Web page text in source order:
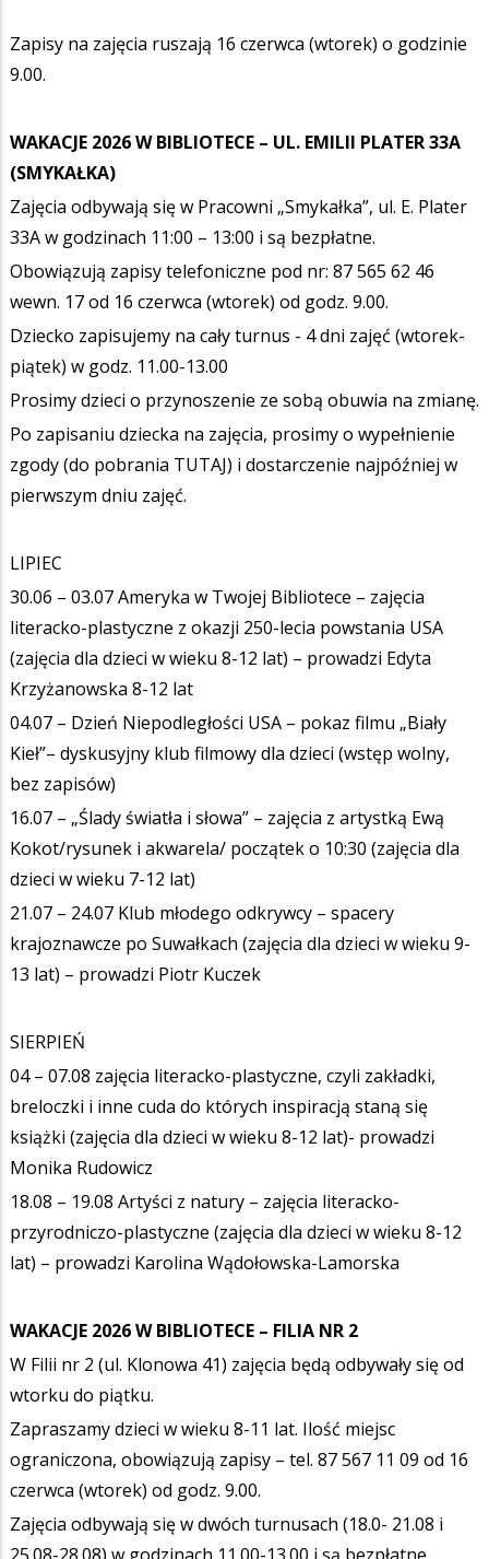
Zapisy na zajęcia ruszają 16 czerwca (wtorek) o godzinie
9.00.
WAKACJE 2026 W BIBLIOTECE – UL. EMILII PLATER 33A
(SMYKAŁKA)
Zajęcia odbywają się w Pracowni „Smykałka”, ul. E. Plater
33A w godzinach 11:00 – 13:00 i są bezpłatne.
Obowiązują zapisy telefoniczne pod nr: 87 565 62 46
wewn. 17 od 16 czerwca (wtorek) od godz. 9.00.
Dziecko zapisujemy na cały turnus - 4 dni zajęć (wtorek-
piątek) w godz. 11.00-13.00
Prosimy dzieci o przynoszenie ze sobą obuwia na zmianę.
Po zapisaniu dziecka na zajęcia, prosimy o wypełnienie
zgody (do pobrania TUTAJ) i dostarczenie najpóźniej w
pierwszym dniu zajęć.
LIPIEC
30.06 – 03.07 Ameryka w Twojej Bibliotece – zajęcia
literacko-plastyczne z okazji 250-lecia powstania USA
(zajęcia dla dzieci w wieku 8-12 lat) – prowadzi Edyta
Krzyżanowska 8-12 lat
04.07 – Dzień Niepodległości USA – pokaz filmu „Biały
Kieł”– dyskusyjny klub filmowy dla dzieci (wstęp wolny,
bez zapisów)
16.07 – „Ślady światła i słowa” – zajęcia z artystką Ewą
Kokot/rysunek i akwarela/ początek o 10:30 (zajęcia dla
dzieci w wieku 7-12 lat)
21.07 – 24.07 Klub młodego odkrywcy – spacery
krajoznawcze po Suwałkach (zajęcia dla dzieci w wieku 9-
13 lat) – prowadzi Piotr Kuczek
SIERPIEŃ
04 – 07.08 zajęcia literacko-plastyczne, czyli zakładki,
breloczki i inne cuda do których inspiracją staną się
książki (zajęcia dla dzieci w wieku 8-12 lat)- prowadzi
Monika Rudowicz
18.08 – 19.08 Artyści z natury – zajęcia literacko-
przyrodniczo-plastyczne (zajęcia dla dzieci w wieku 8-12
lat) – prowadzi Karolina Wądołowska-Lamorska
WAKACJE 2026 W BIBLIOTECE – FILIA NR 2
W Filii nr 2 (ul. Klonowa 41) zajęcia będą odbywały się od
wtorku do piątku.
Zapraszamy dzieci w wieku 8-11 lat. Ilość miejsc
ograniczona, obowiązują zapisy – tel. 87 567 11 09 od 16
czerwca (wtorek) od godz. 9.00.
Zajęcia odbywają się w dwóch turnusach (18.0- 21.08 i